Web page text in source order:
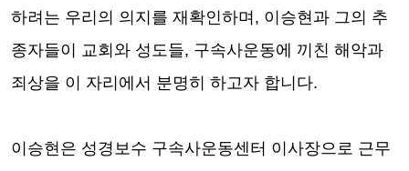
하려는 우리의 의지를 재확인하며 , 이승현과 그의 추
종자들이 교회와 성도들, 구속사운동에 끼친 해악과
죄상을 이 자리에서 분명히 하고자 합니다.
이승현은 성경보수 구속사운동센터 이사장으로 근무